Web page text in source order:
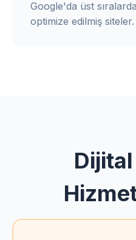
Google'da üst
optimize edilmiş siteler.